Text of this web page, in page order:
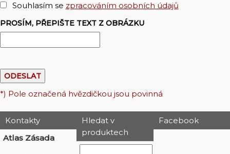
Souhlasím se zpracováním osobních údajů
PROSÍM, PŘEPIŠTE TEXT Z OBRÁZKU
*) Pole označená hvězdičkou jsou povinná
Kontakty
Atlas Zásada
Hledat v
produktech
Facebook